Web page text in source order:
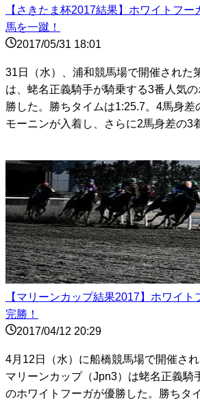
【さきたま杯2017結果】ホワイトフ
馬を一蹴！
2017/05/31 18:01
31日（水）、浦和競馬場で開催された
は、蛯名正義騎手が騎乗する3番人気
勝した。勝ちタイムは1:25.7。4馬身差
モーニンが入着し、さらに2馬身差の3
【マリーンカップ結果2017】ホワイ
完勝！
2017/04/12 20:29
4月12日（水）に船橋競馬場で開催さ
マリーンカップ（Jpn3）は蛯名正義騎
のホワイトフーガが優勝した。勝ちタ